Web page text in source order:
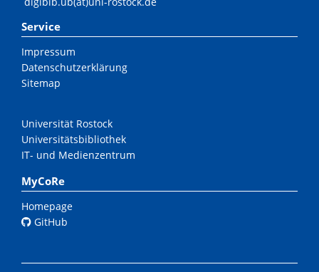
Service
Impressum
Datenschutzerklärung
Sitemap
Universität Rostock
Universitätsbibliothek
IT- und Medienzentrum
MyCoRe
Homepage
GitHub